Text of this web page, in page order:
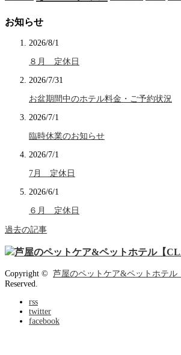
お知らせ
2026/8/1
８月 定休日
2026/7/31
お盆期間中のホテル料金・ご予約状況
2026/7/1
臨時休業のお知らせ
2026/7/1
7月 定休日
2026/6/1
６月 定休日
過去の記事
Copyright © 芦屋のペットケア&ペットホテル
Reserved.
rss
twitter
facebook